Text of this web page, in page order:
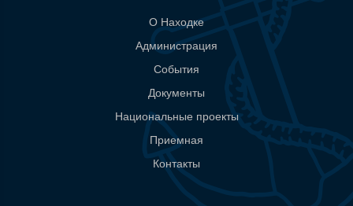
О Находке
Администрация
События
Документы
Национальные проекты
Приемная
Контакты